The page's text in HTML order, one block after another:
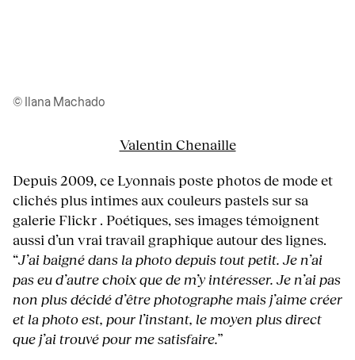
© Ilana Machado
Valentin Chenaille
Depuis 2009, ce Lyonnais poste photos de mode et
clichés plus intimes aux couleurs pastels sur sa
galerie Flickr . Poétiques, ses images témoignent
aussi d’un vrai travail graphique autour des lignes.
“J’ai baigné dans la photo depuis tout petit. Je n’ai
pas eu d’autre choix que de m’y intéresser. Je n’ai pas
non plus décidé d’être photographe mais j’aime créer
et la photo est, pour l’instant, le moyen plus direct
que j’ai trouvé pour me satisfaire.”